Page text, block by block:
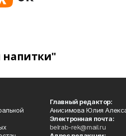
напитки"
Главный редактор:
Анисимова Юлия
Электронная почта:
belrab-rek@mail.ru